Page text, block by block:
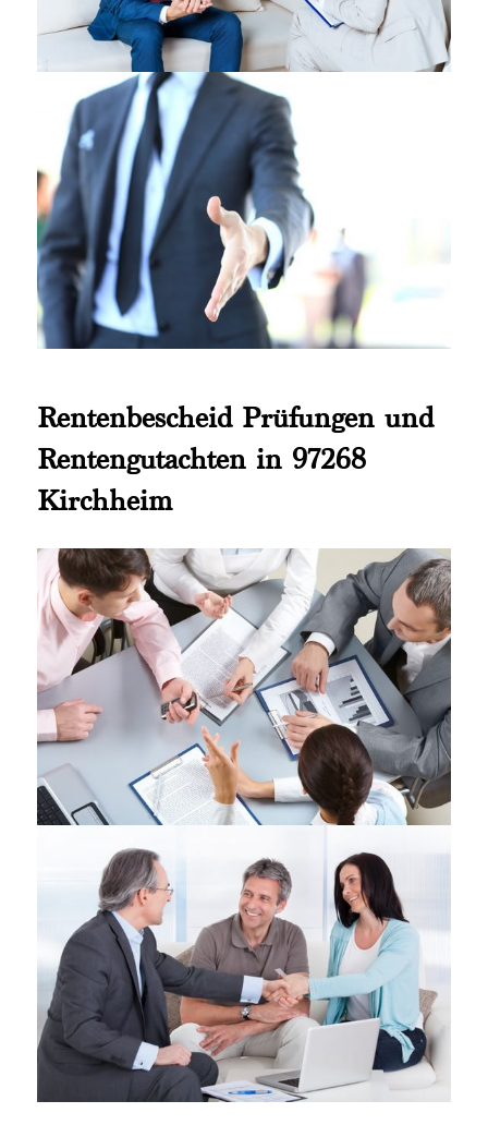
Rentenbescheid Prüfungen und
Rentengutachten in 97268
Kirchheim